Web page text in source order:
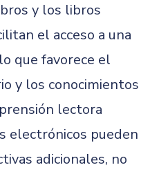
y los libros
el acceso a una
que favorece el
y los conocimientos
lectora
electrónicos pueden
adicionales, no